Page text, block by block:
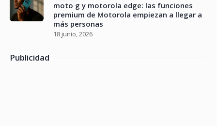
moto g y motorola edge: las funciones
premium de Motorola empiezan a llegar a
más personas
18 junio, 2026
Publicidad